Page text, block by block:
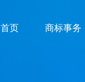
首页 商标事务